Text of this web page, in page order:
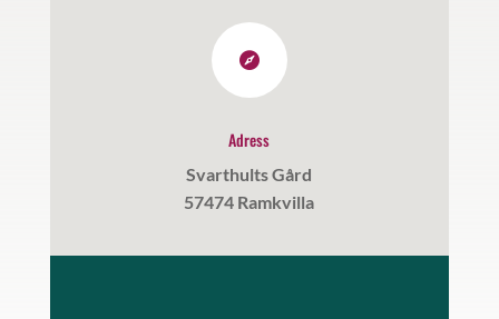

Adress
Svarthults Gård
57474 Ramkvilla